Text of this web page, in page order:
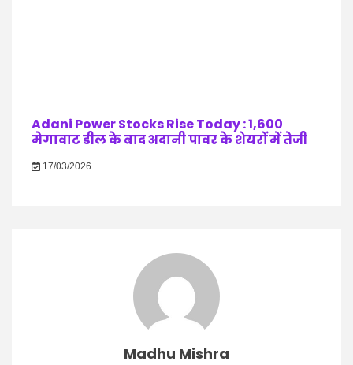
Adani Power Stocks Rise Today : 1,600
मेगावाट डील के बाद अदानी पावर के शेयरों में तेजी
17/03/2026
Madhu Mishra